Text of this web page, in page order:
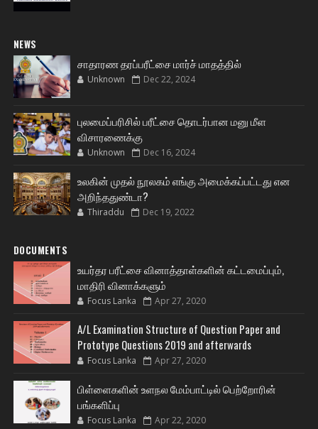
NEWS
சாதாரண தரப்பரீட்சை மார்ச் மாதத்தில்
Unknown Dec 22, 2024
புலமைப்பரிசில் பரீட்சை தொடர்பான மனு மீள
விசாரணைக்கு
Unknown Dec 16, 2024
உலகின் முதல் நூலகம் எங்கு அமைக்கப்பட்டது என
அறிந்ததுண்டா?
Thiraddu Dec 19, 2022
DOCUMENTS
உயர்தர பரீட்சை வினாத்தாள்களின் கட்டமைப்பும்,
மாதிரி வினாக்களும்
Focus Lanka Apr 27, 2020
A/L Examination Structure of Question Paper and
Prototype Questions 2019 and afterwards
Focus Lanka Apr 27, 2020
பிள்ளைகளின் உளநல மேம்பாட்டில் பெற்றோரின்
பங்களிப்பு
Focus Lanka Apr 22, 2020